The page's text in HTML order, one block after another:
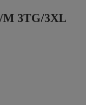
3TG/3XL